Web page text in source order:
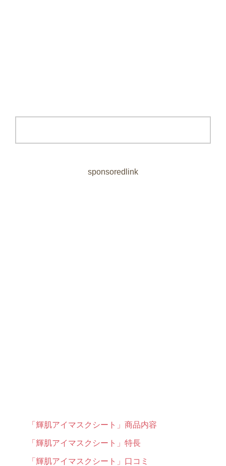
sponsoredlink
「輝肌アイマスクシート」商品内容
「輝肌アイマスクシート」特長
「輝肌アイマスクシート」口コミ